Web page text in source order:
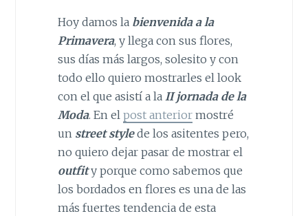
Hoy damos la bienvenida a la
Primavera, y llega con sus flores,
sus días más largos, solesito y con
todo ello quiero mostrarles el look
con el que asistí a la II jornada de la
Moda. En el post anteriormostré
un street stylede los asitentes pero,
no quiero dejar pasar de mostrar el
outfity porque como sabemos que
los bordados en flores es una de las
más fuertes tendencia de esta